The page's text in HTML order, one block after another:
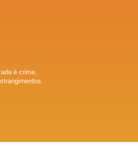
é crime,